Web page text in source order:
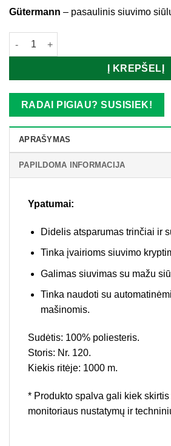
Gütermann – pasaulinis siuvimo
produkto kiekis: Gütermann
Į KREPŠELĮ
RADAI PIGIAU? SUSISIEK!
APRAŠYMAS
PAPILDOMA INFORMACIJA
Ypatumai:
Didelis atsparumas trinčiai ir
Tinka įvairioms siuvimo
Galimas siuvimas su mažu
Tinka naudoti su
mašinomis.
Sudėtis: 100% poliesteris.
Storis: Nr. 120.
Kiekis ritėje: 1000 m.
* Produkto spalva gali kiek
monitoriaus nustatymų ir